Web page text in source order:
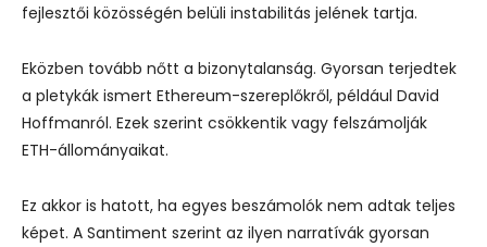
fejlesztői közösségén belüli instabilitás jelének tartja.
Eközben tovább nőtt a bizonytalanság. Gyorsan terjedtek
a pletykák ismert Ethereum-szereplőkről, például David
Hoffmanról. Ezek szerint csökkentik vagy felszámolják
ETH-állományaikat.
Ez akkor is hatott, ha egyes beszámolók nem adtak teljes
képet. A Santiment szerint az ilyen narratívák gyorsan